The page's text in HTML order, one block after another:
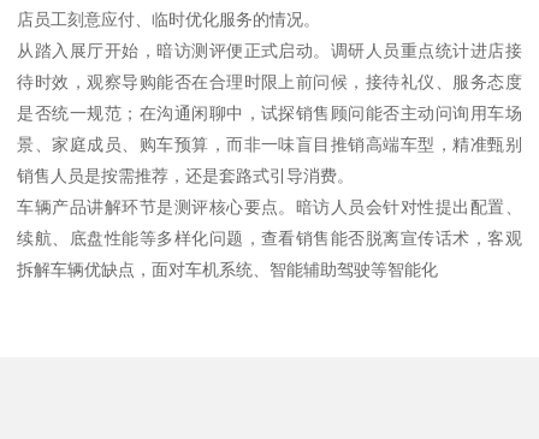
店员工刻意应付、临时优化服务的情况。
从踏入展厅开始，暗访测评便正式启动。调研人员重点统计进店接
待时效，观察导购能否在合理时限上前问候，接待礼仪、服务态度
是否统一规范；在沟通闲聊中，试探销售顾问能否主动问询用车场
景、家庭成员、购车预算，而非一味盲目推销高端车型，精准甄别
销售人员是按需推荐，还是套路式引导消费。
车辆产品讲解环节是测评核心要点。暗访人员会针对性提出配置、
续航、底盘性能等多样化问题，查看销售能否脱离宣传话术，客观
拆解车辆优缺点，面对车机系统、智能辅助驾驶等智能化